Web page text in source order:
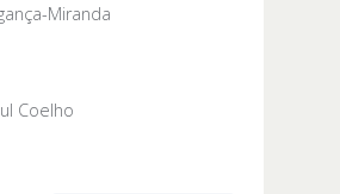
Miranda
Coelho